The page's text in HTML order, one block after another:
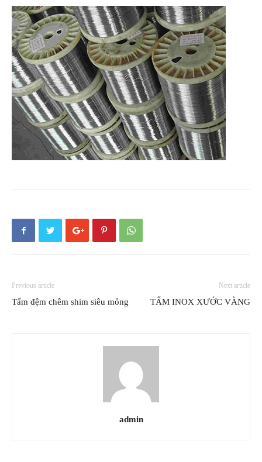
Previous article
Tấm đệm chêm shim siêu mỏng
Next article
TẤM INOX XƯỚC VÀNG
admin